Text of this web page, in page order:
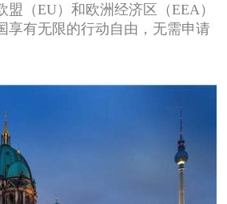
（EU）和欧洲经济区（EEA）
享有无限的行动自由，无需申请